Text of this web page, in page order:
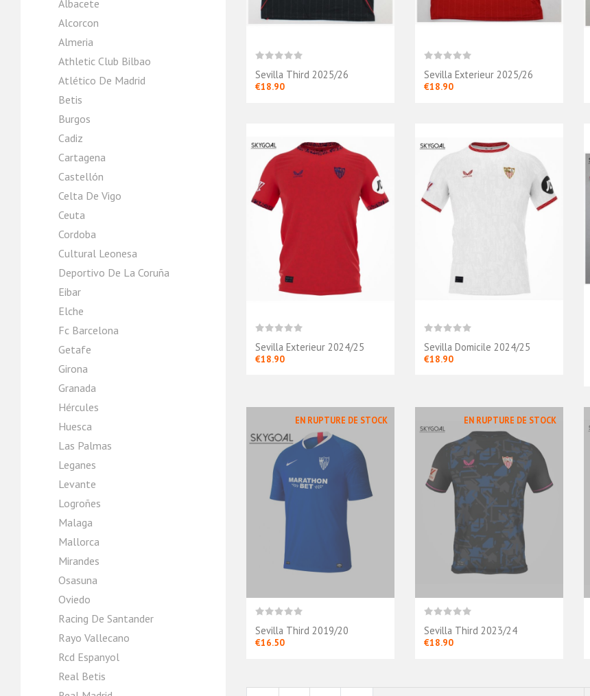
Albacete
Alcorcon
Almeria
Athletic Club Bilbao
Atlético De Madrid
Betis
Burgos
Cadiz
Cartagena
Castellón
Celta De Vigo
Ceuta
Cordoba
Cultural Leonesa
Deportivo De La Coruña
Eibar
Elche
Fc Barcelona
Getafe
Girona
Granada
Hércules
Huesca
Las Palmas
Leganes
Levante
Logroñes
Malaga
Mallorca
Mirandes
Osasuna
Oviedo
Racing De Santander
Rayo Vallecano
Rcd Espanyol
Real Betis
Sevilla Third 2025/26
€18.90
Sevilla Exterieur 2025/26
€18.90
Sevilla Exterieur 2024/25
€18.90
Sevilla Domicile 2024/25
€18.90
EN RUPTURE DE STOCK
Sevilla Third 2019/20
€16.50
EN RUPTURE DE STOCK
Sevilla Third 2023/24
€18.90